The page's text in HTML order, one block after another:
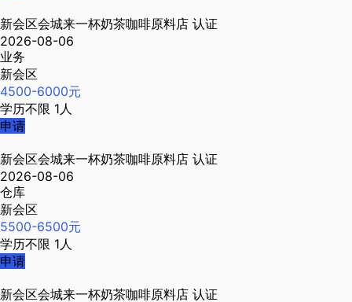
新会区会城来一杯奶茶咖啡原料店 认证
2026-08-06
业务
新会区
4500-6000元
学历不限 1人
申请
新会区会城来一杯奶茶咖啡原料店 认证
2026-08-06
仓库
新会区
5500-6500元
学历不限 1人
申请
新会区会城来一杯奶茶咖啡原料店 认证